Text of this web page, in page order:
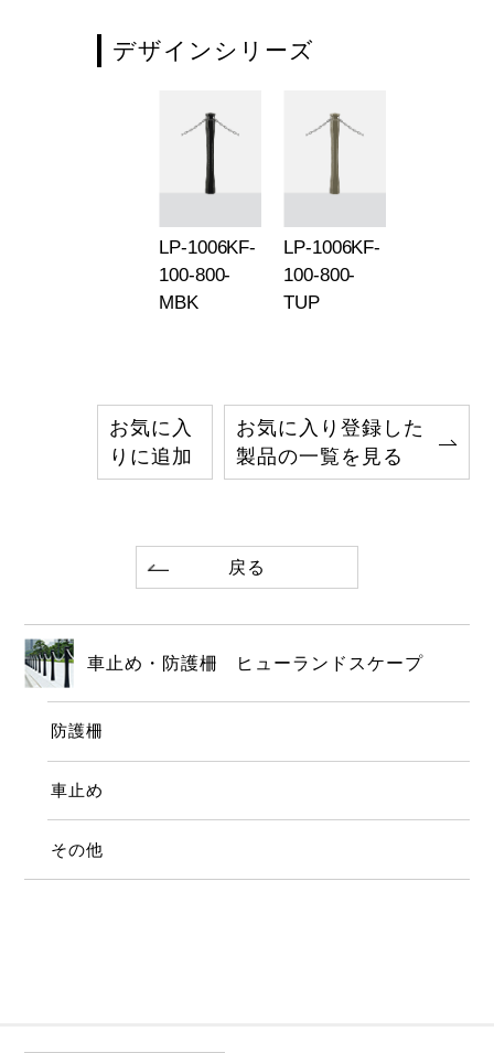
デザインシリーズ
LP-1006KF-
100-800-
MBK
LP-1006KF-
100-800-
TUP
お気に入
りに追加
お気に入り登録した
製品の一覧を見る
戻る
車止め・防護柵 ヒューランドスケープ
防護柵
車止め
その他